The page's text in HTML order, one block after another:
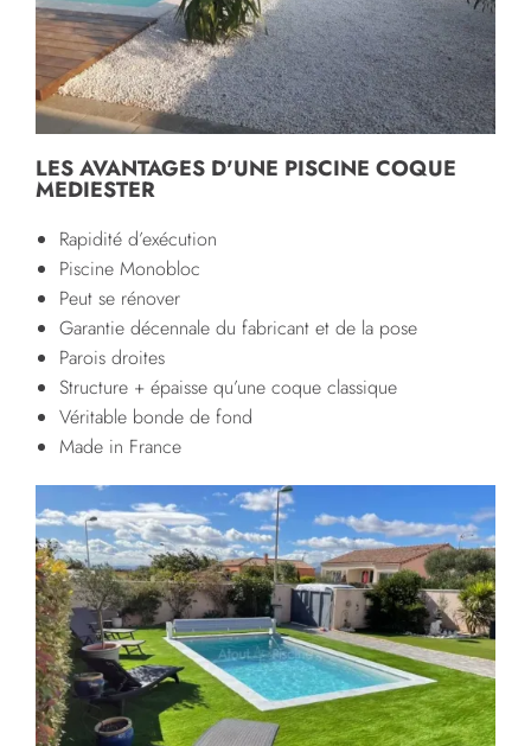
LES AVANTAGES D'UNE PISCINE COQUE
MEDIESTER
Rapidité d’exécution
Piscine Monobloc
Peut se rénover
Garantie décennale du fabricant et de la pose
Parois droites
Structure + épaisse qu’une coque classique
Véritable bonde de fond
Made in France